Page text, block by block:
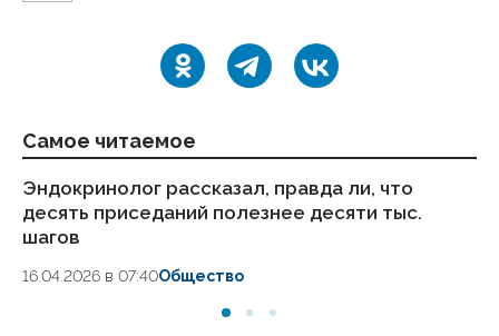
Самое читаемое
Эндокринолог рассказал, правда ли, что
десять приседаний полезнее десяти тыс.
шагов
16.04.2026 в 07:40Общество